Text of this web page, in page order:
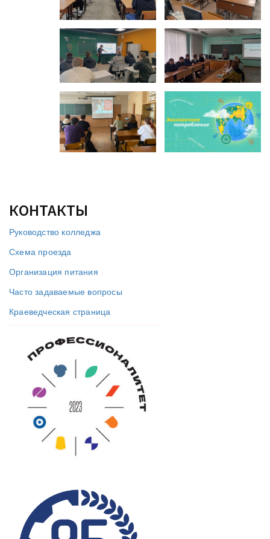
КОНТАКТЫ
Руководство колледжа
Схема проезда
Организация питания
Часто задаваемые вопросы
Краеведческая страница